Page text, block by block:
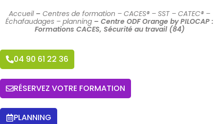
Accueil– Centres de formation – CACES® – SST – CATEC® –
Échafaudages – planning – Centre ODF Orange by PILOCAP :
Formations CACES, Sécurité au travail (84)
04 90 61 22 36
RÉSERVEZ VOTRE FORMATION
PLANNING